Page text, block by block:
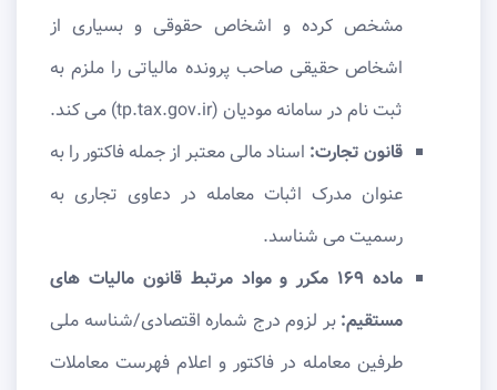
مشخص کرده و اشخاص حقوقی و بسیاری از
اشخاص حقیقی صاحب پرونده مالیاتی را ملزم به
ثبت نام در سامانه مودیان (tp.tax.gov.ir) می کند.
قانون تجارت: اسناد مالی معتبر از جمله فاکتور را به
عنوان مدرک اثبات معامله در دعاوی تجاری به
رسمیت می شناسد.
ماده ۱۶۹ مکرر و مواد مرتبط قانون مالیات های
مستقیم: بر لزوم درج شماره اقتصادی/شناسه ملی
طرفین معامله در فاکتور و اعلام فهرست معاملات